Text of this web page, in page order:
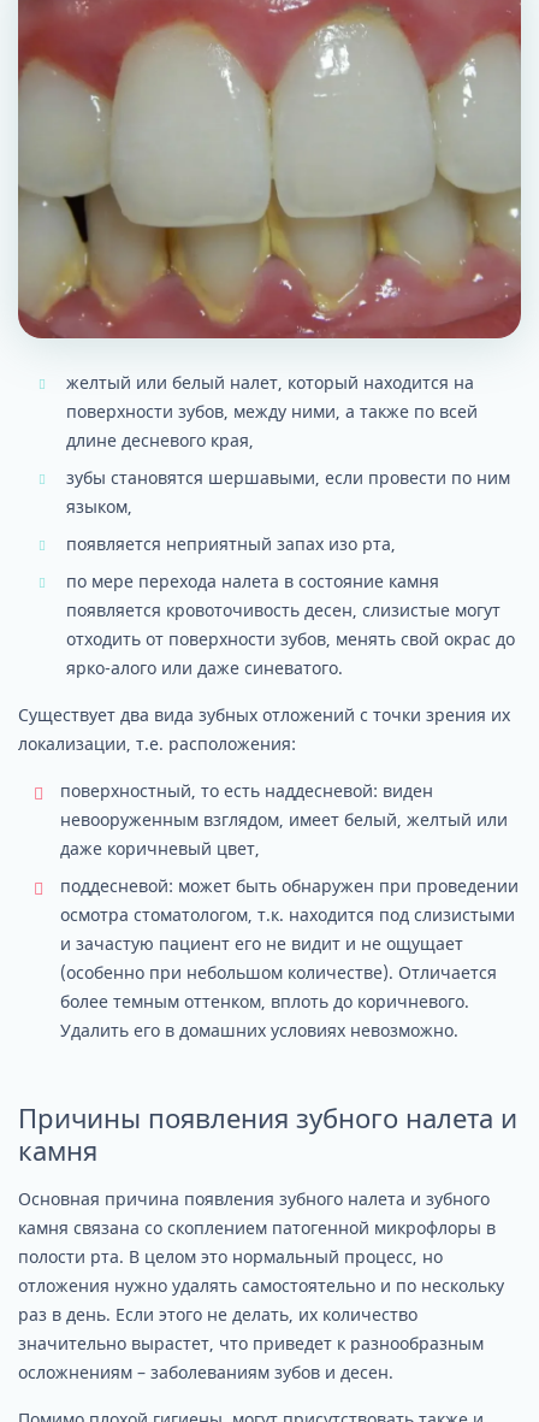
желтый или белый налет, который находится на
поверхности зубов, между ними, а также по всей
длине десневого края,
зубы становятся шершавыми, если провести по ним
языком,
появляется неприятный запах изо рта,
по мере перехода налета в состояние камня
появляется кровоточивость десен, слизистые могут
отходить от поверхности зубов, менять свой окрас до
ярко-алого или даже синеватого.
Существует два вида зубных отложений с точки зрения их
локализации, т.е. расположения:
поверхностный, то есть наддесневой: виден
невооруженным взглядом, имеет белый, желтый или
даже коричневый цвет,
поддесневой: может быть обнаружен при проведении
осмотра стоматологом, т.к. находится под слизистыми
и зачастую пациент его не видит и не ощущает
(особенно при небольшом количестве). Отличается
более темным оттенком, вплоть до коричневого.
Удалить его в домашних условиях невозможно.
Причины появления зубного налета и
камня
Основная причина появления зубного налета и зубного
камня связана со скоплением патогенной микрофлоры в
полости рта. В целом это нормальный процесс, но
отложения нужно удалять самостоятельно и по нескольку
раз в день. Если этого не делать, их количество
значительно вырастет, что приведет к разнообразным
осложнениям – заболеваниям зубов и десен.